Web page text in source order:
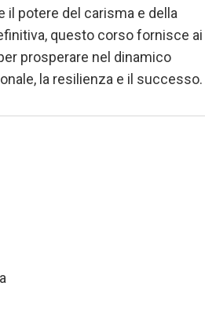
potere del carisma e della
questo corso fornisce ai
prosperare nel dinamico
la resilienza e il successo.